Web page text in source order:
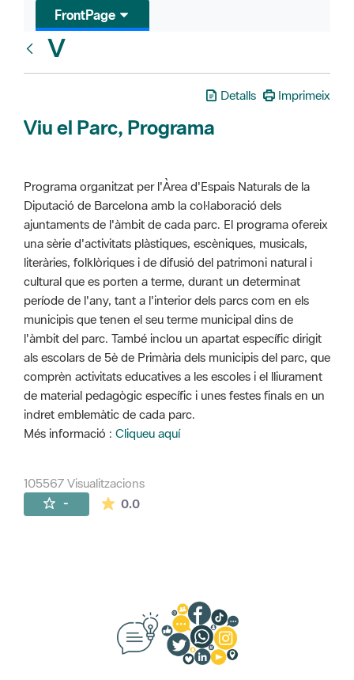
FrontPage
V
Detalls Imprimeix
Viu el Parc, Programa
Programa organitzat per l'Àrea d'Espais Naturals de la
Diputació de Barcelona amb la col·laboració dels
ajuntaments de l'àmbit de cada parc. El programa ofereix
una sèrie d'activitats plàstiques, escèniques, musicals,
literàries, folklòriques i de difusió del patrimoni natural i
cultural que es porten a terme, durant un determinat
període de l'any, tant a l'interior dels parcs com en els
municipis que tenen el seu terme municipal dins de
l'àmbit del parc. També inclou un apartat específic dirigit
als escolars de 5è de Primària dels municipis del parc, que
comprèn activitats educatives a les escoles i el lliurament
de material pedagògic específic i unes festes finals en un
indret emblemàtic de cada parc.
Més informació : Cliqueu aquí
105567 Visualitzacions
- 0.0La mitjana de les valoracions és de 0